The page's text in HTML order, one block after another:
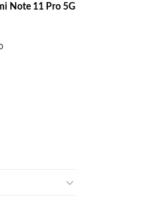
Note 11 Pro 5G